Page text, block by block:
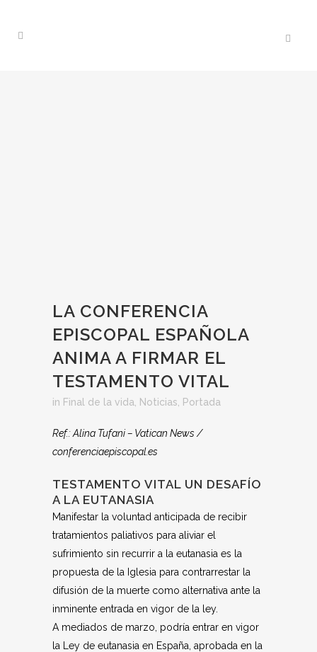
LA CONFERENCIA
EPISCOPAL ESPAÑOLA
ANIMA A FIRMAR EL
TESTAMENTO VITAL
in Final de la vida Noticias Portada
Ref.: Alina Tufani – Vatican News /
conferenciaepiscopal.es
TESTAMENTO VITAL UN DESAFÍO
A LA EUTANASIA
Manifestar la voluntad anticipada de recibir
tratamientos paliativos para aliviar el
sufrimiento sin recurrir a la eutanasia es la
propuesta de la Iglesia para contrarrestar la
difusión de la muerte como alternativa ante la
inminente entrada en vigor de la ley.
A mediados de marzo, podría entrar en vigor
la Ley de eutanasia en España, aprobada en la